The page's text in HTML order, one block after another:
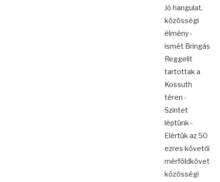
Jó hangulat,
közösségi
élmény -
ismét Bringás
Reggelit
tartottak a
Kossuth
téren -
Szintet
léptünk -
Elértük az 50
ezres követői
mérföldkövet
közösségi